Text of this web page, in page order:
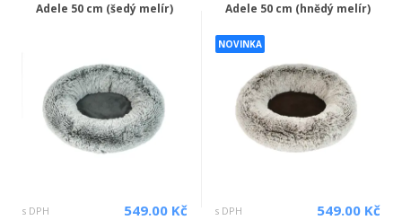
Adele 50 cm (šedý melír)
s DPH 549.00 Kč
Adele 50 cm (hnědý melír)
NOVINKA
s DPH 549.00 Kč